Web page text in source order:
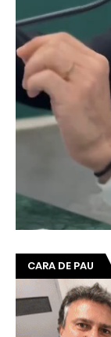
CARA DE PAU